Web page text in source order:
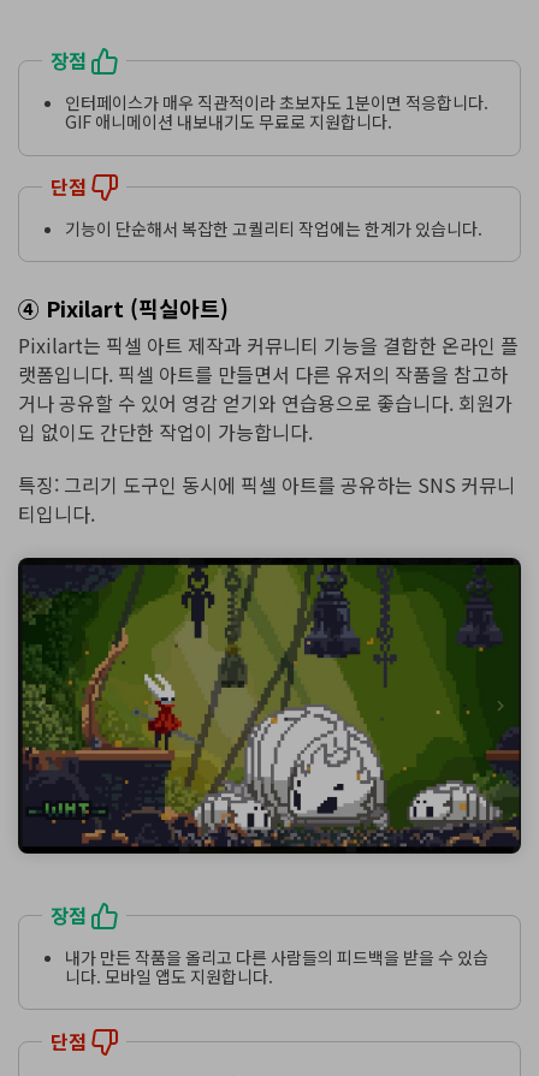
장점
인터페이스가 매우 직관적이라 초보자도 1분이면 적응합니다.
GIF 애니메이션 내보내기도 무료로 지원합니다.
단점
기능이 단순해서 복잡한 고퀄리티 작업에는 한계가 있습니다.
④ Pixilart (픽실아트)
Pixilart는 픽셀 아트 제작과 커뮤니티 기능을 결합한 온라인 플
랫폼입니다. 픽셀 아트를 만들면서 다른 유저의 작품을 참고하
거나 공유할 수 있어 영감 얻기와 연습용으로 좋습니다. 회원가
입 없이도 간단한 작업이 가능합니다.
특징: 그리기 도구인 동시에 픽셀 아트를 공유하는 SNS 커뮤니
티입니다.
장점
내가 만든 작품을 올리고 다른 사람들의 피드백을 받을 수 있습
니다. 모바일 앱도 지원합니다.
단점